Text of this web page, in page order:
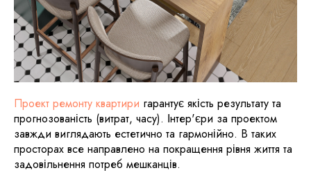
Проект ремонту квартири гарантує якість результату та
прогнозованість (витрат, часу). Інтер'єри за проектом
завжди виглядають естетично та гармонійно. В таких
просторах все направлено на покращення рівня життя та
задовільнення потреб мешканців.